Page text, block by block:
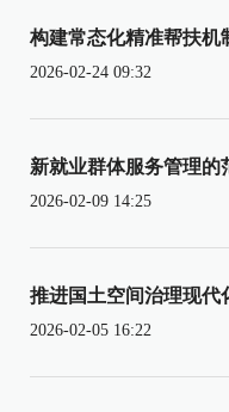
构建常态化精准帮扶机
2026-02-24 09:32
新就业群体服务管理的
2026-02-09 14:25
推进国土空间治理现代
2026-02-05 16:22